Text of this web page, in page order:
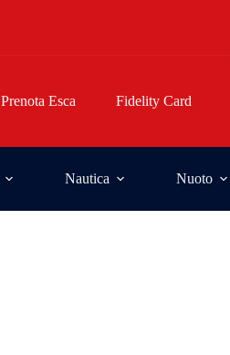
Prenota Esca Fidelity Card
Nautica Nuoto